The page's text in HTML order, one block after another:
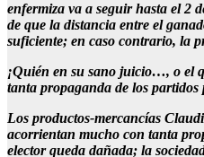
enfermiza va a seguir hasta el 2
de que la distancia entre el
suficiente; en caso contrario, la
¡Quién en su sano juicio…, o el
tanta propaganda de los
Los productos-mercancías
acorrientan mucho con tanta
elector queda dañada; la